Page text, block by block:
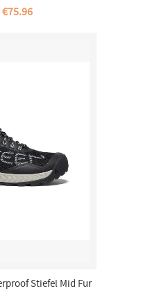
Birch
€75.96
Stiefel Mid Fur